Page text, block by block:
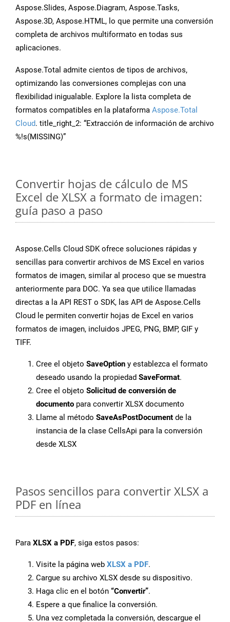
Aspose.Slides, Aspose.Diagram, Aspose.Tasks,
Aspose.3D, Aspose.HTML, lo que permite una conversión
completa de archivos multiformato en todas sus
aplicaciones.
Aspose.Total admite cientos de tipos de archivos,
optimizando las conversiones complejas con una
flexibilidad inigualable. Explore la lista completa de
formatos compatibles en la plataforma Aspose.Total
Cloud. title_right_2: “Extracción de información de archivo
%!s(MISSING)”
Convertir hojas de cálculo de MS
Excel de XLSX a formato de imagen:
guía paso a paso
Aspose.Cells Cloud SDK ofrece soluciones rápidas y
sencillas para convertir archivos de MS Excel en varios
formatos de imagen, similar al proceso que se muestra
anteriormente para DOC. Ya sea que utilice llamadas
directas a la API REST o SDK, las API de Aspose.Cells
Cloud le permiten convertir hojas de Excel en varios
formatos de imagen, incluidos JPEG, PNG, BMP, GIF y
TIFF.
Cree el objeto SaveOption y establezca el formato
deseado usando la propiedad SaveFormat.
Cree el objeto Solicitud de conversión de
documento para convertir XLSX documento
Llame al método SaveAsPostDocument de la
instancia de la clase CellsApi para la conversión
desde XLSX
Pasos sencillos para convertir XLSX a
PDF en línea
Para XLSX a PDF, siga estos pasos:
Visite la página web XLSX a PDF.
Cargue su archivo XLSX desde su dispositivo.
Haga clic en el botón “Convertir”.
Espere a que finalice la conversión.
Una vez completada la conversión, descargue el